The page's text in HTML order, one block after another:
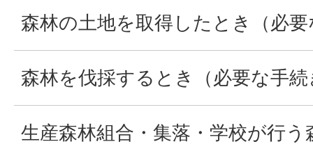
森林の土地を取得したとき（必
森林を伐採するとき（必要な手続
生産森林組合・集落・学校が行う